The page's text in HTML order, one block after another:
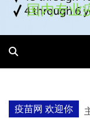
国内专业
疫苗网 欢迎你